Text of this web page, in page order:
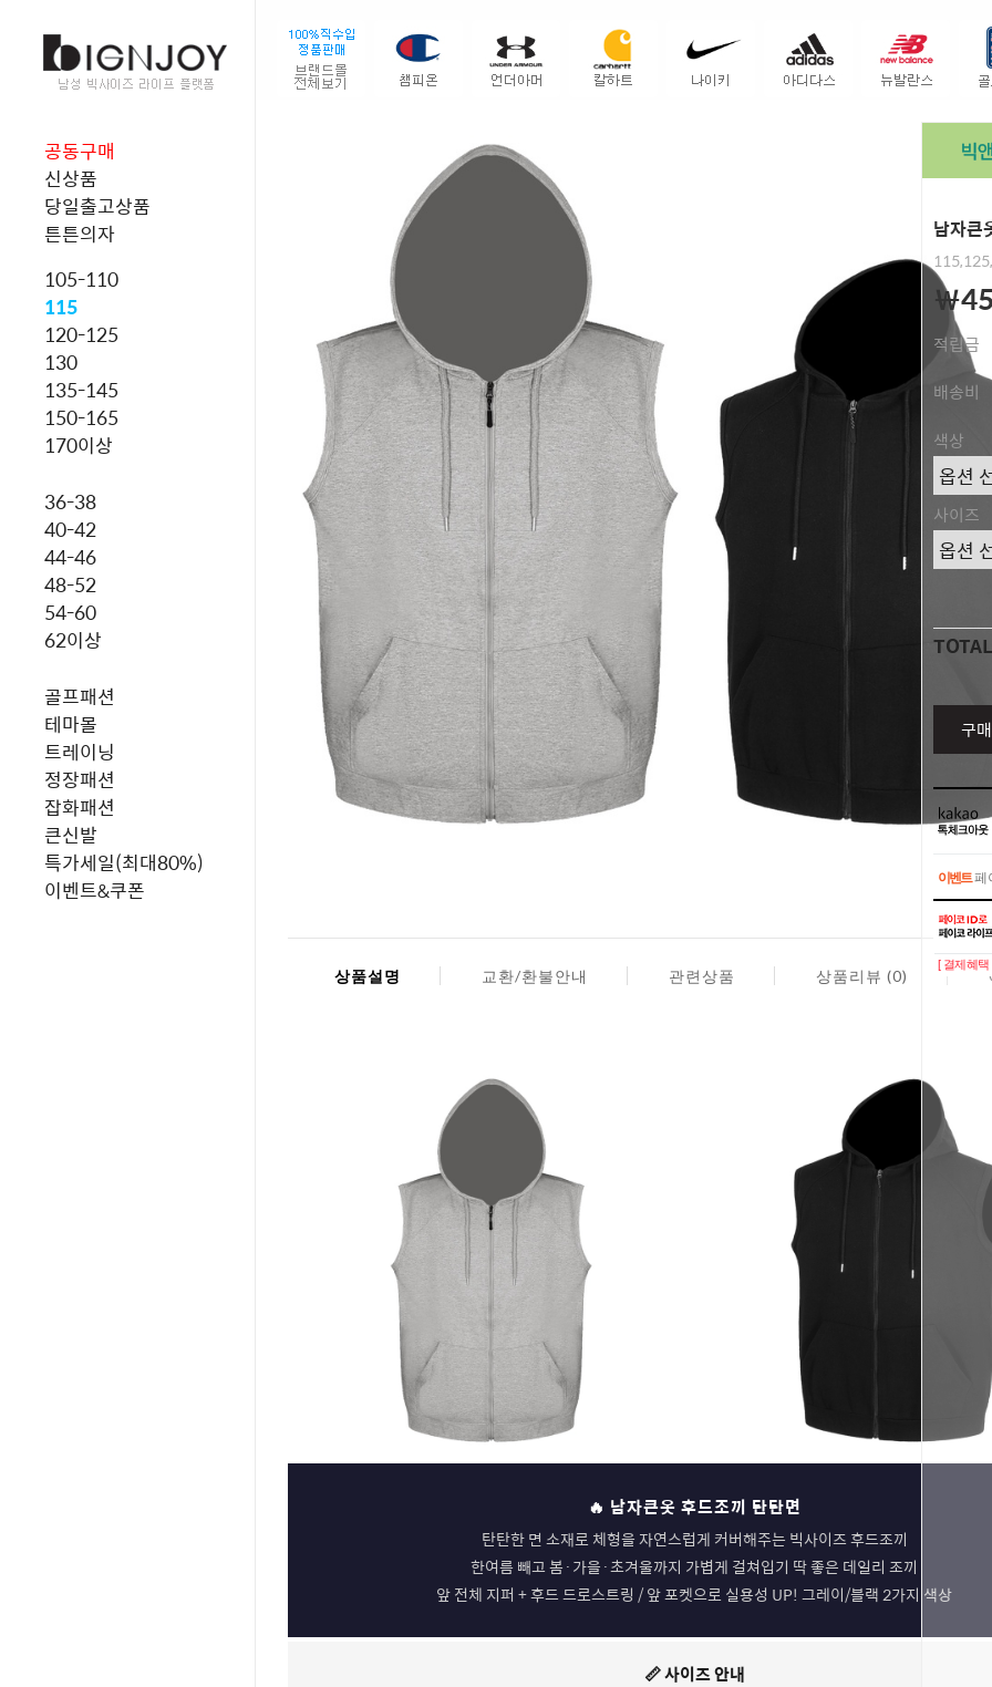
공동구매
신상품
당일출고상품
튼튼의자
105-110
115
120-125
130
135-145
150-165
170이상
36-38
40-42
44-46
48-52
54-60
62이상
골프패션
테마몰
트레이닝
정장패션
잡화패션
큰신발
특가세일(최대80%)
이벤트&쿠폰
남자큰
￦
적립금
배송비
색상
사이즈
TOTAL
구
이벤트페
이벤트페
페이코 ID
[ 결제혜
상품설명 교환/환불안내 관련상품 상품리뷰 (0)
🔥 남자큰옷 후드조끼 탄탄면
탄탄한 면 소재로 체형을 자연스럽게 커버해주는 빅사이즈 후드조끼
한여름 빼고 봄·가을·초겨울까지 가볍게 걸쳐입기 딱 좋은 데일리 조끼
앞 전체 지퍼 + 후드 드로스트링 / 앞 포켓으로 실용성 UP! 그레이/블랙 2가지 색상
📏 사이즈 안내